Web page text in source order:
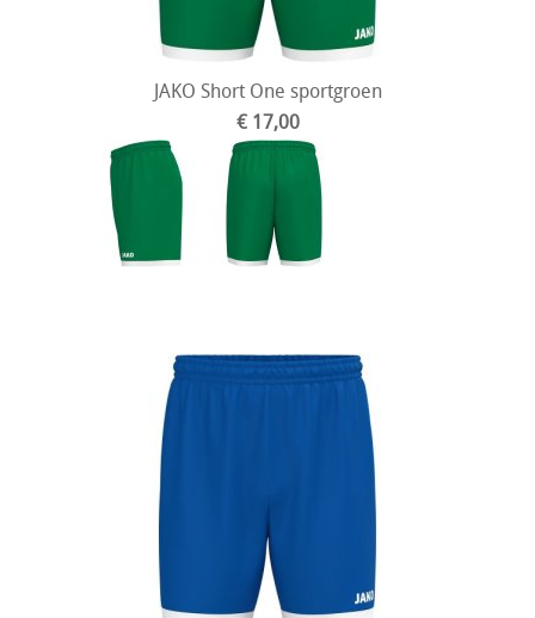
JAKO Short One sportgroen
€ 17,00